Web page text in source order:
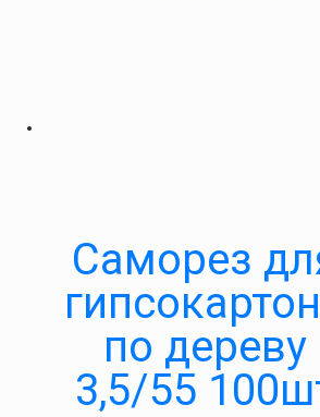
Саморез
по дереву
3,5/55